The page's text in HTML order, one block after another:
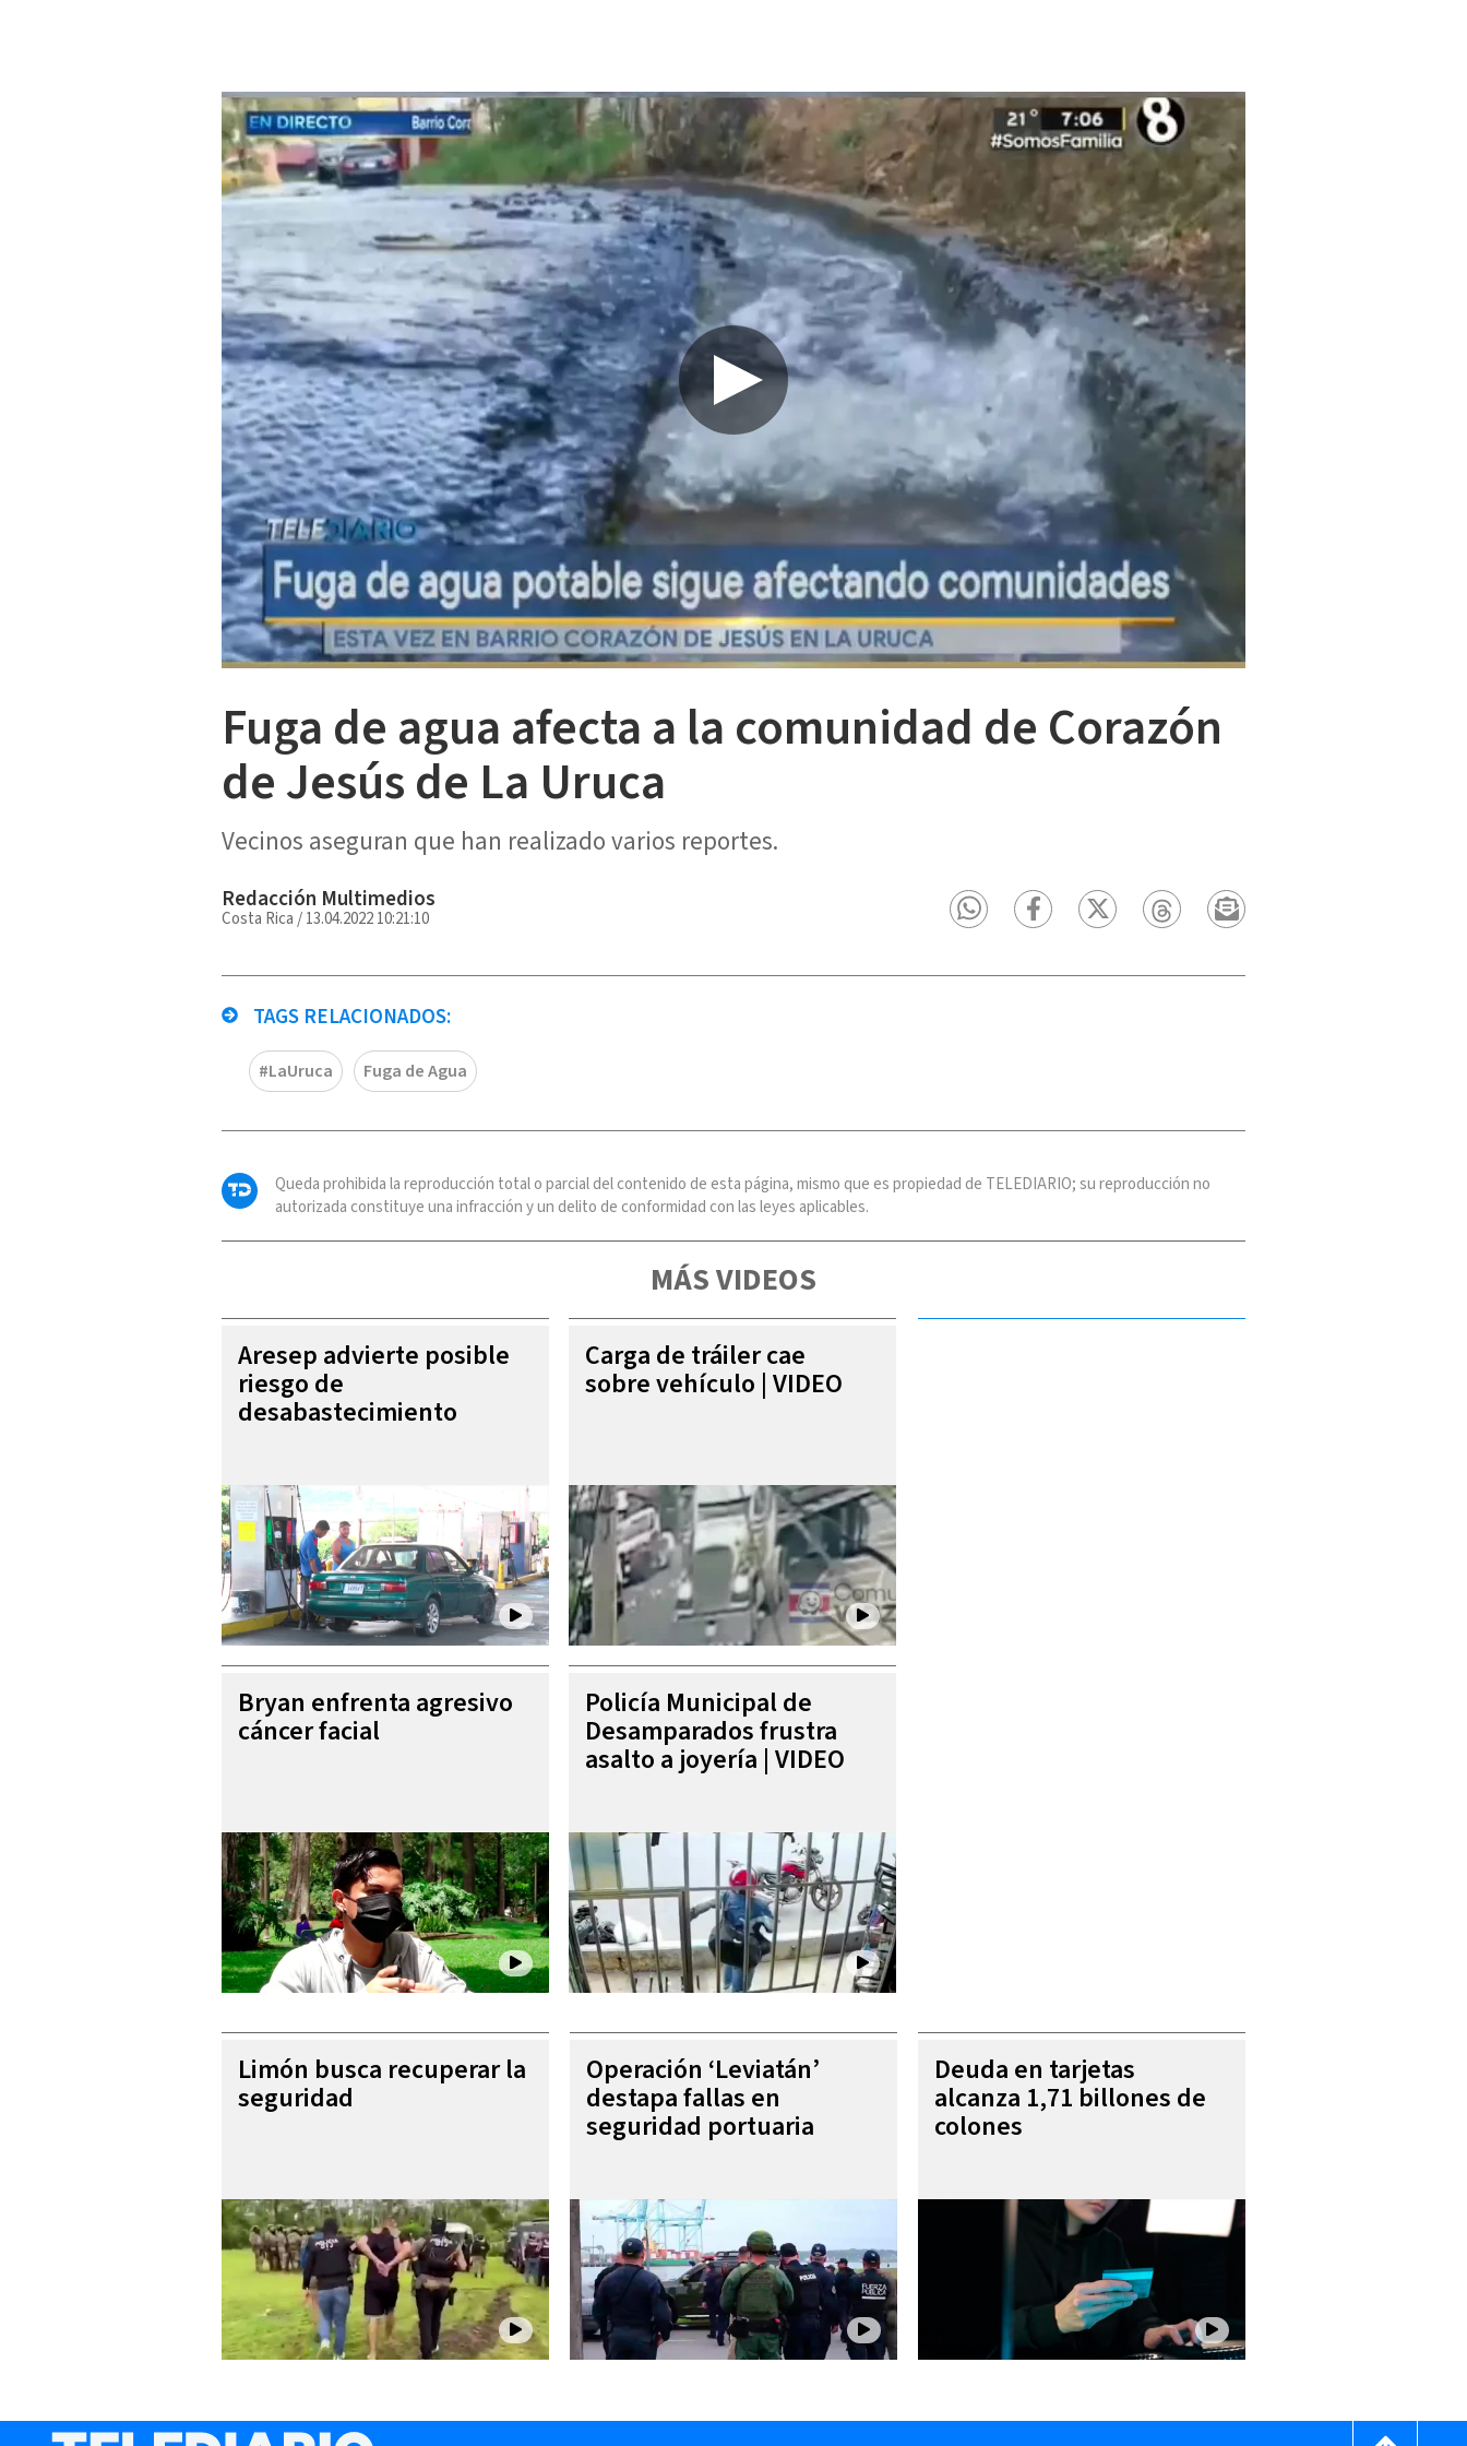
Fuga de agua afecta a la comunidad de Corazón
de Jesús de La Uruca
Vecinos aseguran que han realizado varios reportes.
Redacción Multimedios
Costa Rica /13.04.2022 10:21:10
TAGS RELACIONADOS:
#LaUruca Fuga de Agua
Queda prohibida la reproducción total o parcial del contenido de esta página, mismo que es propiedad de TELEDIARIO; su reproducción no
autorizada constituye una infracción y un delito de conformidad con las leyes aplicables.
MÁS VIDEOS
Aresep advierte posible
riesgo de
desabastecimiento
Carga de tráiler cae
sobre vehículo | VIDEO
Bryan enfrenta agresivo
cáncer facial
Policía Municipal de
Desamparados frustra
asalto a joyería | VIDEO
Limón busca recuperar la
seguridad
Operación ‘Leviatán’
destapa fallas en
seguridad portuaria
Deuda en tarjetas
alcanza 1,71 billones de
colones